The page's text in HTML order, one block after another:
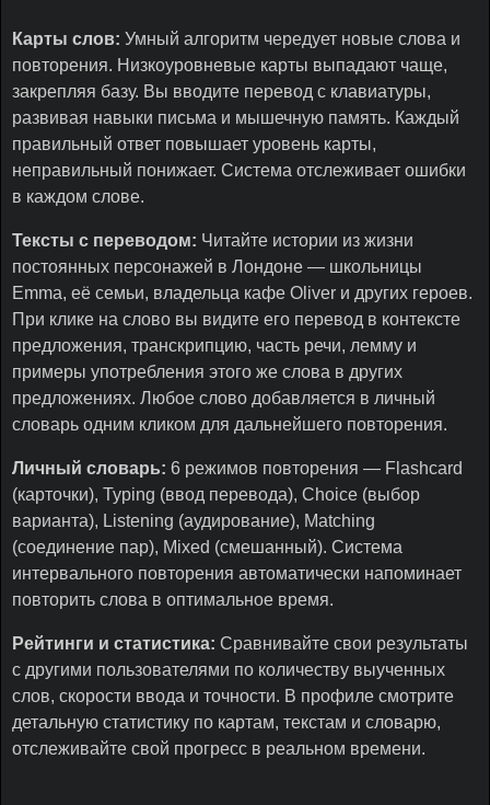
Карты слов: Умный алгоритм чередует новые слова и
повторения. Низкоуровневые карты выпадают чаще,
закрепляя базу. Вы вводите перевод с клавиатуры,
развивая навыки письма и мышечную память. Каждый
правильный ответ повышает уровень карты,
неправильный понижает. Система отслеживает ошибки
в каждом слове.
Тексты с переводом: Читайте истории из жизни
постоянных персонажей в Лондоне — школьницы
Emma, её семьи, владельца кафе Oliver и других героев.
При клике на слово вы видите его перевод в контексте
предложения, транскрипцию, часть речи, лемму и
примеры употребления этого же слова в других
предложениях. Любое слово добавляется в личный
словарь одним кликом для дальнейшего повторения.
Личный словарь: 6 режимов повторения — Flashcard
(карточки), Typing (ввод перевода), Choice (выбор
варианта), Listening (аудирование), Matching
(соединение пар), Mixed (смешанный). Система
интервального повторения автоматически напоминает
повторить слова в оптимальное время.
Рейтинги и статистика: Сравнивайте свои результаты
с другими пользователями по количеству выученных
слов, скорости ввода и точности. В профиле смотрите
детальную статистику по картам, текстам и словарю,
отслеживайте свой прогресс в реальном времени.